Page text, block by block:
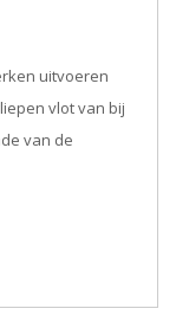
uitvoeren
vlot van bij
van de